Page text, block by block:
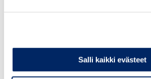
Salli kaikki evästeet
Juho Romakkaniemi
TOIMITUSJOHTAJA